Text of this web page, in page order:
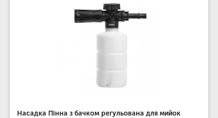
Насадка Пінна з бачком регульована для мийок